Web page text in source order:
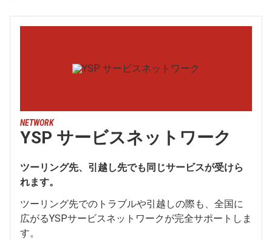
NETWORK
YSP サービスネットワーク
ツーリング先、引越し先でも同じサービスが受けら
れます。
ツーリング先でのトラブルや引越しの際も、全国に
広がるYSPサービスネットワークが完全サポートしま
す。